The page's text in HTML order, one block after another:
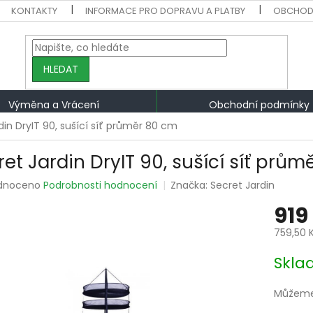
KONTAKTY INFORMACE PRO DOPRAVU A PLATBY
HLEDAT
Výměna a Vrácení
Obchodní podmínky
DryIT 90, sušící síť průměr 80 cm
Jardin DryIT 90, sušící síť
Podrobnosti hodnocení Značka:Secret Jardin
759,50
cena: